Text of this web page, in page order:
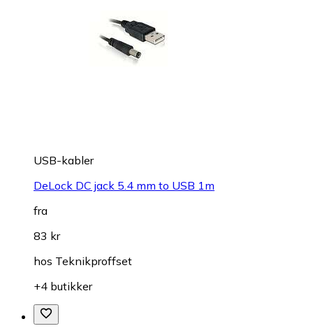
USB-kabler
DeLock DC jack 5.4 mm to USB 1m
fra
83 kr
hos Teknikproffset
+4 butikker